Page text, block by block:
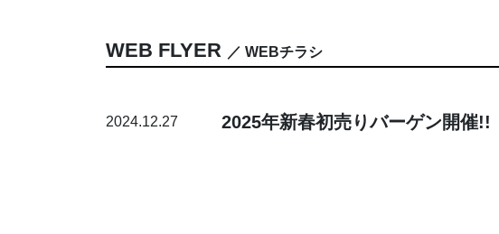
WEB FLYER ／ WEBチラシ
2024.12.27 2025年新春初売りバーゲン開催!!